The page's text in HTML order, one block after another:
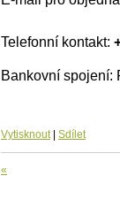
Telefonní kontakt:
Bankovní spojení:
Vytisknout| Sdílet
«